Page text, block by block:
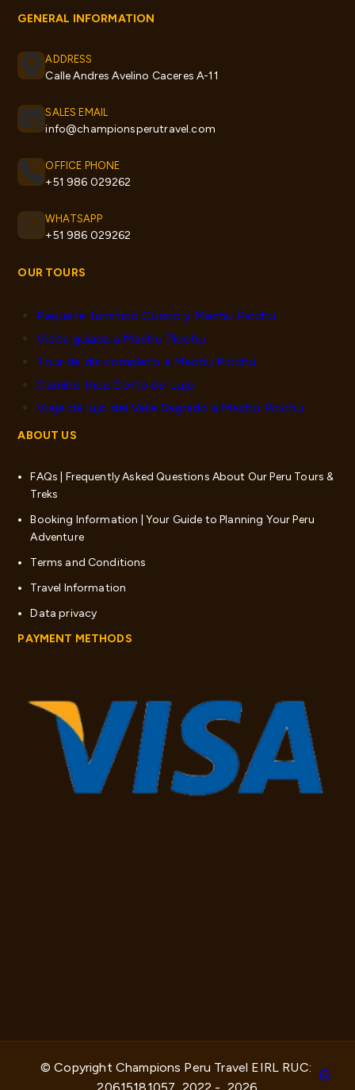
GENERAL INFORMATION
ADDRESS
Calle Andres Avelino Caceres A-11
SALES EMAIL
info@championsperutravel.com
OFFICE PHONE
+51 986 029262
WHATSAPP
+51 986 029262
OUR TOURS
Paquete turístico Cusco y Machu Picchu
Visita guiada a Machu Picchu
Tour de día completo a Machu Picchu
Camino Inca Corto de Lujo
Viaje de lujo del Valle Sagrado a Machu Picchu
ABOUT US
FAQs | Frequently Asked Questions About Our Peru Tours &
Treks
Booking Information | Your Guide to Planning Your Peru
Adventure
Terms and Conditions
Travel Information
Data privacy
PAYMENT METHODS
© Copyright Champions Peru Travel EIRL RUC: